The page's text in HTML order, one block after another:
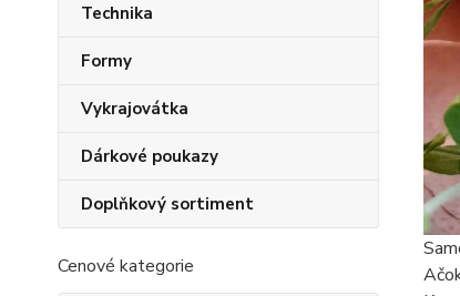
Technika
Formy
Vykrajovátka
Dárkové poukazy
Doplňkový sortiment
Cenové kategorie